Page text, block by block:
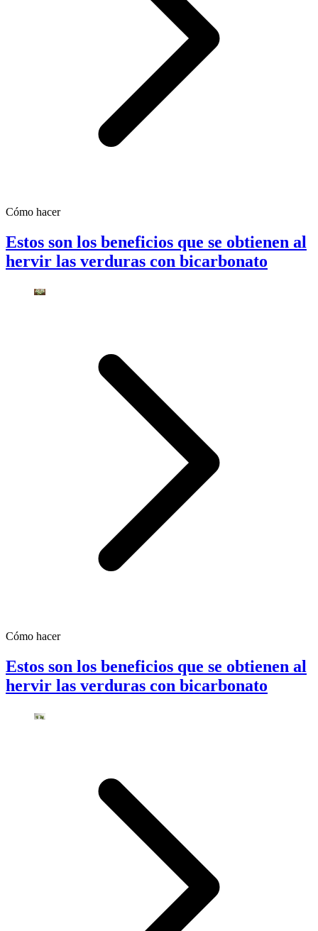
Cómo hacer
Estos son los beneficios que se obtienen al
hervir las verduras con bicarbonato
Cómo hacer
Estos son los beneficios que se obtienen al
hervir las verduras con bicarbonato